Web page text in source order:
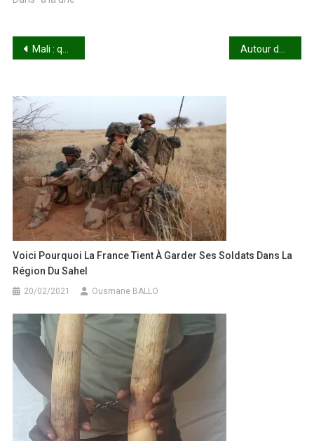
Navigation
l’article
Mali : quand le MNLA reprend du service
Voici Pourquoi La France Tient À Garder Ses Soldats Dans La
Région Du Sahel
20/02/2021 Ousmane BALLO